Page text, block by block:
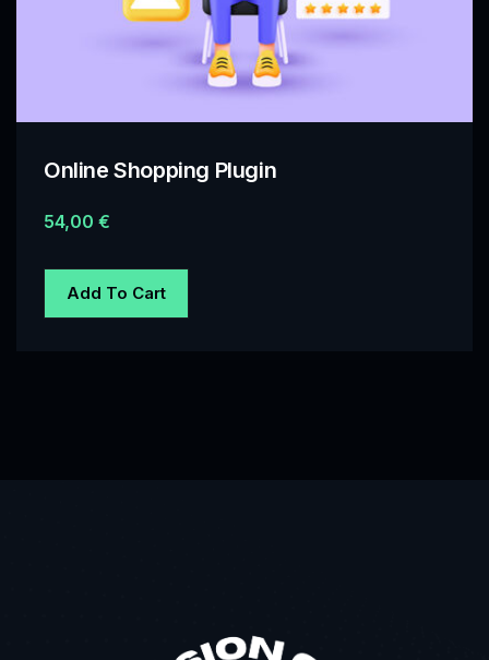
Online Shopping Plugin
54,00 €
Add To Cart